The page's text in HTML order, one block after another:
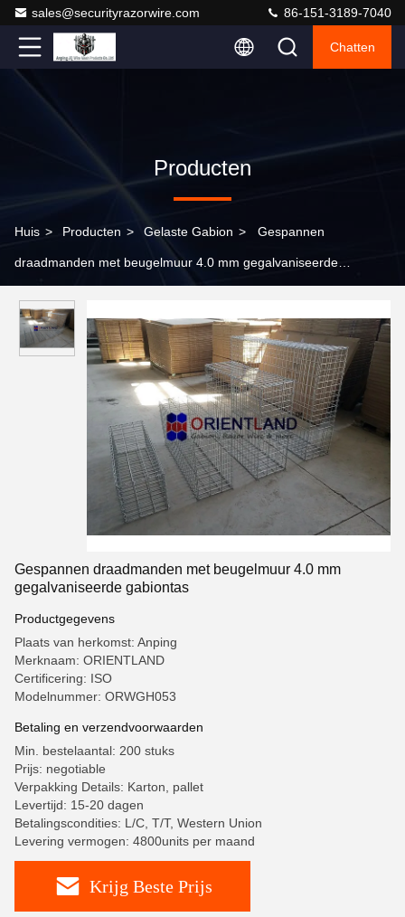
sales@securityrazorwire.com 86-151-3189-7040
Chatten
Producten
Huis > Producten > Gelaste Gabion > Gespannen
draadmanden met beugelmuur 4.0 mm gegalvaniseerde
Gespannen draadmanden met beugelmuur 4.0 mm
gegalvaniseerde gabiontas
Productgegevens
Plaats van herkomst: Anping
Merknaam: ORIENTLAND
Certificering: ISO
Modelnummer: ORWGH053
Betaling en verzendvoorwaarden
Min. bestelaantal: 200 stuks
Prijs: negotiable
Verpakking Details: Karton, pallet
Levertijd: 15-20 dagen
Betalingscondities: L/C, T/T, Western Union
Levering vermogen: 4800units per maand
Krijg Beste Prijs